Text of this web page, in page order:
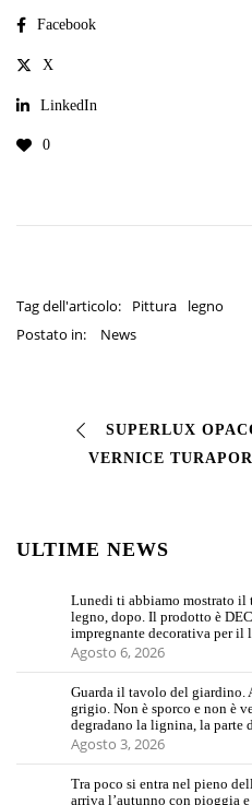
Facebook
X
LinkedIn
0
Tag dell'articolo: Pittura
legno
Postato in:
News
ULTIME NEWS
Lunedi ti abbiamo mostrato il
legno, dopo. Il prodotto è
impregnante decorativa per
Agosto 6, 2026
Guarda il tavolo del giardino.
grigio. Non è sporco e non è
degradano la lignina, la parte
Agosto 3, 2026
Tra poco si entra nel pieno
arriva l’autunno con pioggia